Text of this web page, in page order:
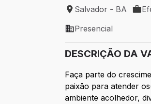
Local de trabalho:
Salvador - BA
Tipo
Modelo de trabalho:
Presencial
DESCRIÇÃO DA
Faça parte do
paixão para atender
ambiente acolhedor,